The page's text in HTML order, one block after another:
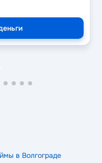
в Волгограде